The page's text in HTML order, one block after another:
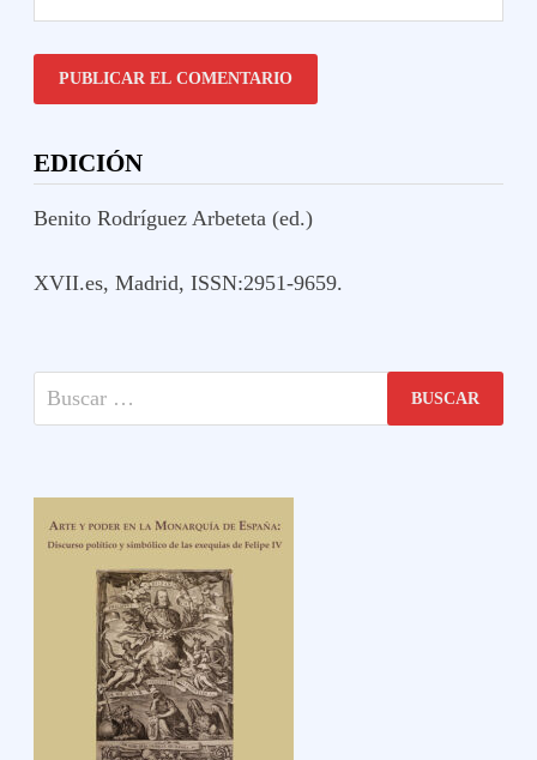
EDICIÓN
Benito Rodríguez Arbeteta (ed.)
XVII.es, Madrid, ISSN:2951-9659.
Buscar: